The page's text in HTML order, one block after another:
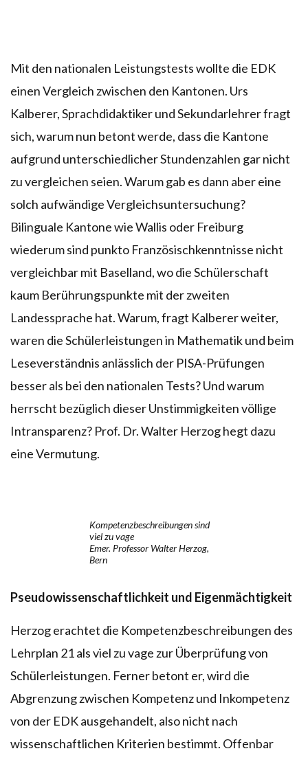
Mit den nationalen Leistungstests wollte die EDK
einen Vergleich zwischen den Kantonen. Urs
Kalberer, Sprachdidaktiker und Sekundarlehrer fragt
sich, warum nun betont werde, dass die Kantone
aufgrund unterschiedlicher Stundenzahlen gar nicht
zu vergleichen seien. Warum gab es dann aber eine
solch aufwändige Vergleichsuntersuchung?
Bilinguale Kantone wie Wallis oder Freiburg
wiederum sind punkto Französischkenntnisse nicht
vergleichbar mit Baselland, wo die Schülerschaft
kaum Berührungspunkte mit der zweiten
Landessprache hat. Warum, fragt Kalberer weiter,
waren die Schülerleistungen in Mathematik und beim
Leseverständnis anlässlich der PISA-Prüfungen
besser als bei den nationalen Tests? Und warum
herrscht bezüglich dieser Unstimmigkeiten völlige
Intransparenz? Prof. Dr. Walter Herzog hegt dazu
eine Vermutung.
Kompetenzbeschreibungen sind
viel zu vage
Emer. Professor Walter Herzog,
Bern
Pseudowissenschaftlichkeit und Eigenmächtigkeit
Herzog erachtet die Kompetenzbeschreibungen des
Lehrplan 21 als viel zu vage zur Überprüfung von
Schülerleistungen. Ferner betont er, wird die
Abgrenzung zwischen Kompetenz und Inkompetenz
von der EDK ausgehandelt, also nicht nach
wissenschaftlichen Kriterien bestimmt. Offenbar